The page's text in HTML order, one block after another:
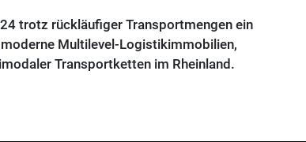
trotz rückläufiger Transportmengen ein
Multilevel-Logistikimmobilien,
Transportketten im Rheinland.